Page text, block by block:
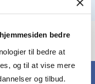
bedre
til bedre at
og til at vise mere
og tilbud.